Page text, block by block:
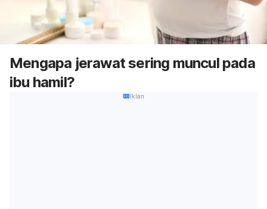
Mengapa jerawat sering muncul pada
ibu hamil?
Iklan